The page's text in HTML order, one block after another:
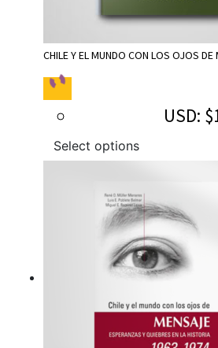
CHILE Y EL MUNDO CON LOS OJOS DE
USD:
Select options